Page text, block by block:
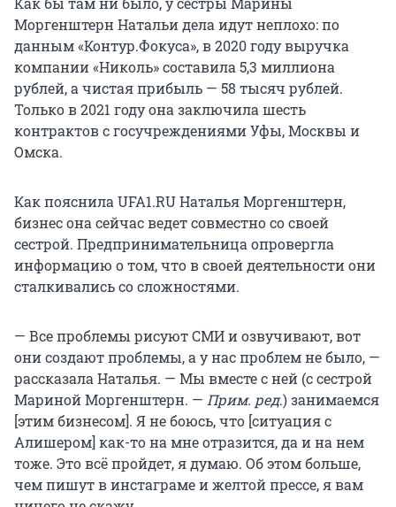
Моргенштерн Натальи дела идут неплохо: по
данным «Контур.Фокуса», в 2020 году выручка
компании «Николь» составила 5,3 миллиона
рублей, а чистая прибыль — 58 тысяч рублей.
Только в 2021 году она заключила шесть
контрактов с госучреждениями Уфы, Москвы и
Омска.
Как пояснила UFA1.RU Наталья Моргенштерн,
бизнес она сейчас ведет совместно со своей
сестрой. Предпринимательница опровергла
информацию о том, что в своей деятельности они
сталкивались со сложностями.
— Все проблемы рисуют СМИ и озвучивают, вот
они создают проблемы, а у нас проблем не было, —
рассказала Наталья. — Мы вместе с ней (с сестрой
Мариной Моргенштерн. — Прим. ред.) занимаемся
[этим бизнесом]. Я не боюсь, что [ситуация с
Алишером] как-то на мне отразится, да и на нем
тоже. Это всё пройдет, я думаю. Об этом больше,
чем пишут в инстаграме и желтой прессе, я вам